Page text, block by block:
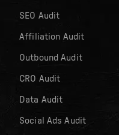
SEO Audit
Affiliation Audit
Outbound Audit
CRO Audit
Data Audit
Social Ads Audit